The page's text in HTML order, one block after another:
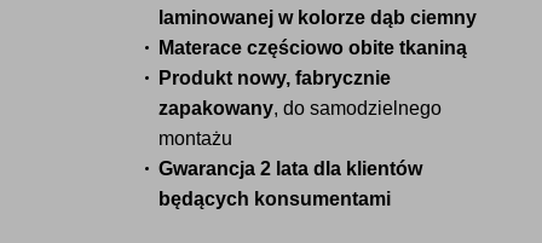
laminowanej w kolorze dąb ciemny
Materace częściowo obite tkaniną
Produkt nowy, fabrycznie
zapakowany, do samodzielnego
montażu
Gwarancja 2 lata dla klientów
będących konsumentami